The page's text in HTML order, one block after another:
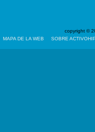
copyright ©
MAPA DE LA WEB SOBRE